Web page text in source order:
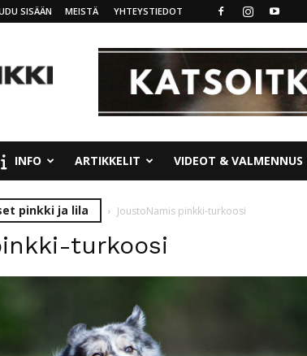
SISÄÄN MEISTÄ YHTEYSTIEDOT
INFO ARTIKKELIT VIDEOT & VALMENNUS
pinkki ja lila JoustoNamis pinkki-turkoosi
turkoosi